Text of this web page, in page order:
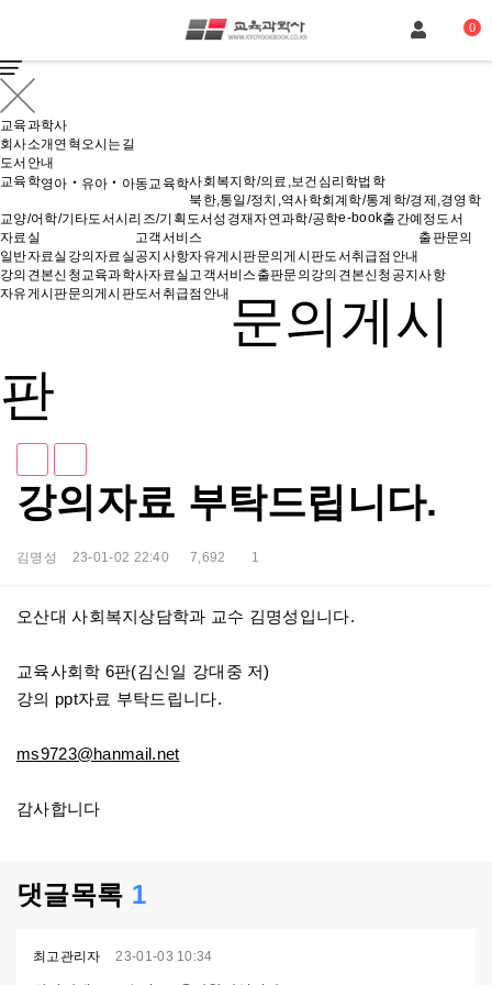
0
교육과학사
회사소개 연혁 오시는길
도서안내
교육학영아‧유아‧아동교육학사회복지학/의료,보건심리학법학
북한,통일/정치,역사학회계학/통계학/경제,경영학
교양/어학/기타도서시리즈/기획도서성경재자연과학/공학e-book출간예정도서
자료실
일반자료실 강의자료실
고객서비스
공지사항자유게시판문의게시판도서취급점안내
출판문의
강의견본신청교육과학사자료실 고객서비스 출판문의 강의견본신청 공지사항
자유게시판문의게시판도서취급점안내 문의게시
판
강의자료 부탁드립니다.
김명성 23-01-02 22:40 7,692 1
본문
오산대 사회복지상담학과 교수 김명성입니다.
교육사회학 6판(김신일 강대중 저)
강의 ppt자료 부탁드립니다.
ms9723@hanmail.net
감사합니다
댓글목록 1
최고관리자 23-01-03 10:34